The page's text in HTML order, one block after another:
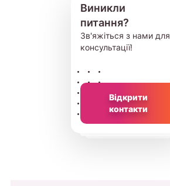
Виникли
питання?
Зв'яжіться з нами для
консультації!
Відкрити
контакти